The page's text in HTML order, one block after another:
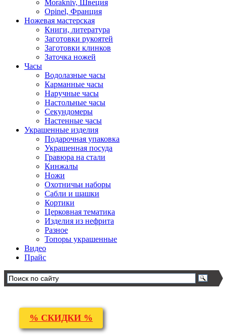
Morakniv, Швеция
Opinel, Франция
Ножевая мастерская
Книги, литература
Заготовки рукоятей
Заготовки клинков
Заточка ножей
Часы
Водолазные часы
Карманные часы
Наручные часы
Настольные часы
Секундомеры
Настенные часы
Украшенные изделия
Подарочная упаковка
Украшенная посуда
Гравюра на стали
Кинжалы
Ножи
Охотничьи наборы
Сабли и шашки
Кортики
Церковная тематика
Изделия из нефрита
Разное
Топоры украшенные
Видео
Прайс
% СКИДКИ %